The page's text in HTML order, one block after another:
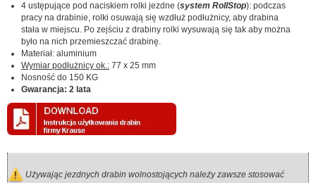
4 ustępujące pod naciskiem rolki jezdne (system RollStop): podczas
pracy na drabinie, rolki osuwają się wzdłuż podłużnicy, aby drabina
stała w miejscu. Po zejściu z drabiny rolki wysuwają się tak aby można
było na nich przemieszczać drabinę.
Materiał: aluminium
Wymiar podłużnicy ok.: 77 x 25 mm
Nosność do 150 KG
Gwarancja: 2 lata
Używając jezdnych drabin wolnostojących należy zawsze stosować